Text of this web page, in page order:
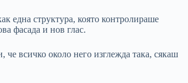
една структура, която контролираше
фасада и нов глас.
че всичко около него изглежда така, сякаш